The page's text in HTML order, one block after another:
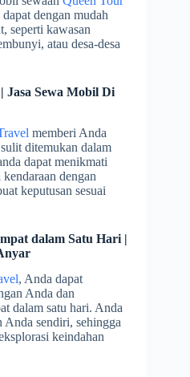
dengan mudah
seperti kawasan
atau desa-desa
Jasa Sewa Mobil Di
memberi Anda
ditemukan dalam
dapat menikmati
dengan
keputusan sesuai
dalam Satu Hari |
, Anda dapat
Anda dan
dalam satu hari. Anda
Anda sendiri, sehingga
keindahan